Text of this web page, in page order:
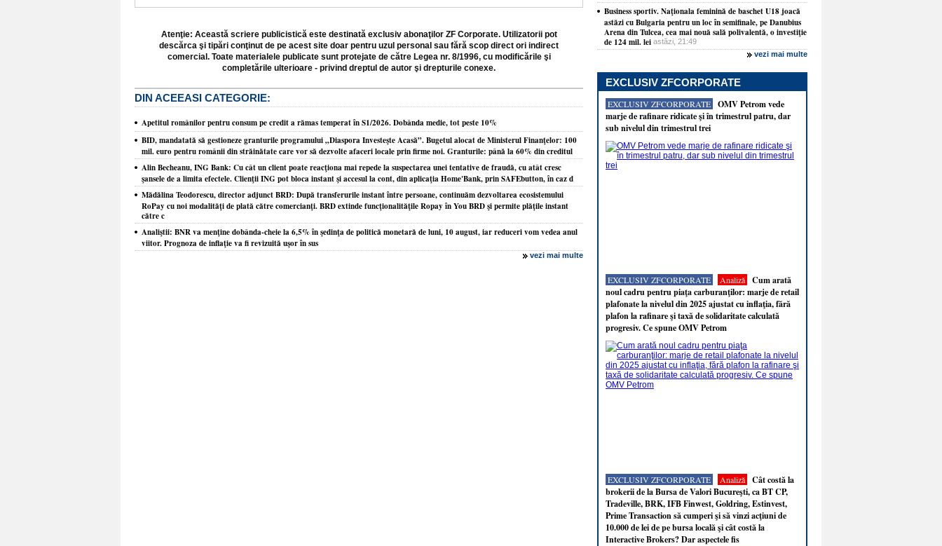
Atenţie: Această scriere publicistică este destinată exclusiv abonaţilor ZF Corporate. Utilizatorii pot
descărca şi tipări conţinut de pe acest site doar pentru uzul personal sau fără scop direct ori indirect
comercial. Toate materialele publicate sunt protejate de către Legea nr. 8/1996, cu modificările şi
completările ulterioare - privind dreptul de autor şi drepturile conexe.
DIN ACEEASI CATEGORIE:
Apetitul românilor pentru consum pe credit a rămas temperat în S1/2026. Dobânda medie, tot peste 10%
BID, mandatată să gestioneze granturile programului „Diaspora Investeşte Acasă”. Bugetul alocat de Ministerul Finanţelor: 100
mil. euro pentru românii din străinătate care vor să dezvolte afaceri locale prin firme noi. Granturile: până la 60% din creditul
Alin Becheanu, ING Bank: Cu cât un client poate reacţiona mai repede la suspectarea unei tentative de fraudă, cu atât cresc
şansele de a limita efectele. Clienţii ING pot bloca instant şi accesul la cont, din aplicaţia Home'Bank, prin SAFEbutton, în caz d
Mădălina Teodorescu, director adjunct BRD: După transferurile instant între persoane, continuăm dezvoltarea ecosistemului
RoPay cu noi modalităţi de plată către comercianţi. BRD extinde funcţionalităţile Ropay în You BRD şi permite plăţile instant
către c
Analiştii: BNR va menţine dobânda-cheie la 6,5% în şedinţa de politică monetară de luni, 10 august, iar reduceri vom vedea anul
viitor. Prognoza de inflaţie va fi revizuită uşor în sus
vezi mai multe
Business sportiv. Naţionala feminină de baschet U18 joacă
astăzi cu Bulgaria pentru un loc în semifinale, pe Danubius
Arena din Tulcea, cea mai nouă sală polivalentă, o investiţie
de 124 mil. lei astăzi, 21:49
vezi mai multe
EXCLUSIV ZFCORPORATE
EXCLUSIV ZFCORPORATE
OMV Petrom vede
marje de rafinare ridicate şi în trimestrul patru, dar
sub nivelul din trimestrul trei
EXCLUSIV ZFCORPORATE Analiză
Cum arată
noul cadru pentru piaţa carburanţilor: marje de retail
plafonate la nivelul din 2025 ajustat cu inflaţia, fără
plafon la rafinare şi taxă de solidaritate calculată
progresiv. Ce spune OMV Petrom
EXCLUSIV ZFCORPORATE Analiză
Cât costă la
brokerii de la Bursa de Valori Bucureşti, ca BT CP,
Tradeville, BRK, IFB Finwest, Goldring, Estinvest,
Prime Transaction să cumperi şi să vinzi acţiuni de
10.000 de lei de pe bursa locală şi cât costă la
Interactive Brokers? Dar aspectele fis